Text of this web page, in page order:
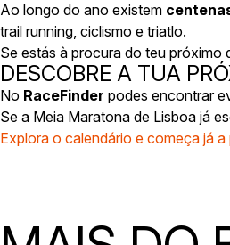
Ao longo do ano existem
trail running, ciclismo e triatlo.
Se estás à procura do teu próximo
DESCOBRE A TUA
No RaceFinder podes encontrar
Se a Meia Maratona de Lisboa já
Explora o calendário e começa já